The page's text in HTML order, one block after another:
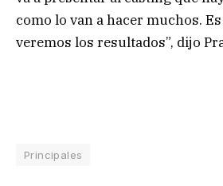
como lo van a hacer muchos.
veremos los resultados”, dijo
Principales